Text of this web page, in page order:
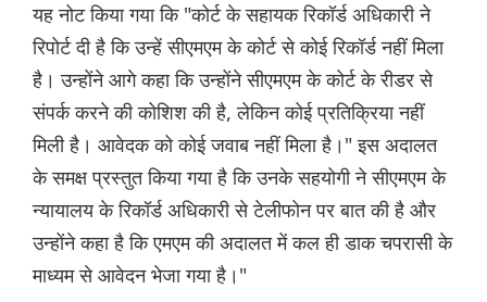
यह नोट किया गया कि "कोर्ट के सहायक रिकॉर्ड अधिकारी ने
रिपोर्ट दी है कि उन्हें सीएमएम के कोर्ट से कोई रिकॉर्ड नहीं मिला
है। उन्होंने आगे कहा कि उन्होंने सीएमएम के कोर्ट के रीडर से
संपर्क करने की कोशिश की है, लेकिन कोई प्रतिक्रिया नहीं
मिली है। आवेदक को कोई जवाब नहीं मिला है।" इस अदालत
के समक्ष प्रस्तुत किया गया है कि उनके सहयोगी ने सीएमएम के
न्यायालय के रिकॉर्ड अधिकारी से टेलीफोन पर बात की है और
उन्होंने कहा है कि एमएम की अदालत में कल ही डाक चपरासी के
माध्यम से आवेदन भेजा गया है।"